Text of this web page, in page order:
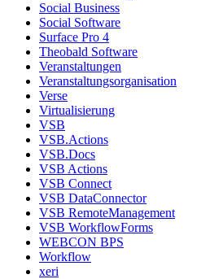
Social Business
Social Software
Surface Pro 4
Theobald Software
Veranstaltungen
Veranstaltungsorganisation
Verse
Virtualisierung
VSB
VSB.Actions
VSB.Docs
VSB Actions
VSB Connect
VSB DataConnector
VSB RemoteManagement
VSB WorkflowForms
WEBCON BPS
Workflow
xeri